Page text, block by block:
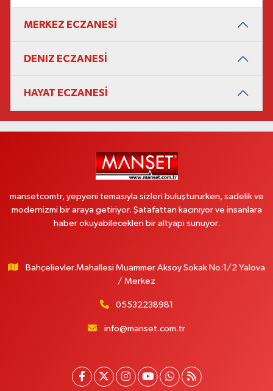
MERKEZ ECZANESİ
DENIZ ECZANESİ
HAYAT ECZANESİ
mansetcomtr, yepyeni temasıyla sizleri buluştururken, sadelik ve
modernizmi bir araya getiriyor. Şatafattan kaçınıyor ve insanlara
haber okuyabilecekleri bir altyapı sunuyor.
Bahçelievler.Mahallesi Muammer Aksoy Sokak No:1/2 Yalova
/ Merkez
05532238981
info@manset.com.tr